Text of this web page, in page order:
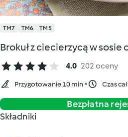
TM7 TM6 TM5
Brokuł z ciecierzycą w sosie
4.0 202 oceny
Przygotowanie 10 min Czas
Bezpłatna
Składniki